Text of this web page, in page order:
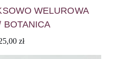
WELUROWA
BOTANICA
zł